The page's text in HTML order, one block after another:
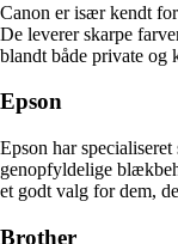
Canon er især kendt
De leverer skarpe
blandt både private og
Epson
Epson har
genopfyldelige
et godt valg for dem,
Brother